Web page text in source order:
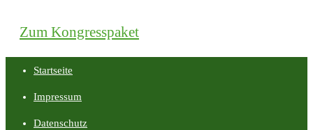
Zum Kongresspaket
Startseite
Impressum
Datenschutz